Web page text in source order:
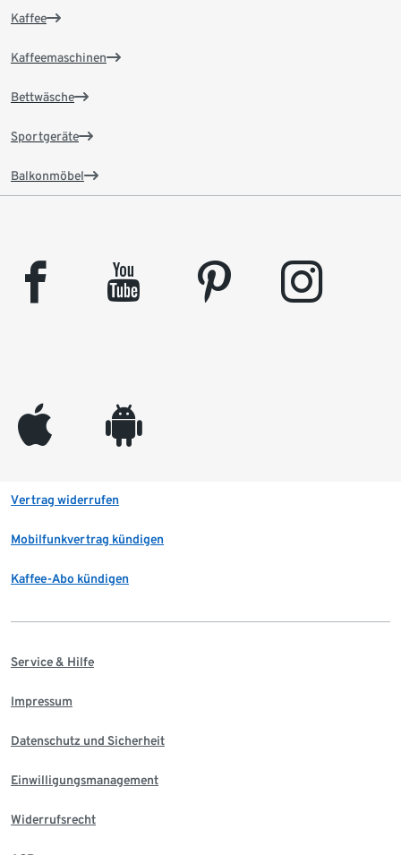
Kaffee
Kaffeemaschinen
Bettwäsche
Sportgeräte
Balkonmöbel
facebook youtube pinterest instagram
appleinc android
Vertrag widerrufen
Mobilfunkvertrag kündigen
Kaffee-Abo kündigen
Service & Hilfe
Impressum
Datenschutz und Sicherheit
Einwilligungsmanagement
Widerrufsrecht